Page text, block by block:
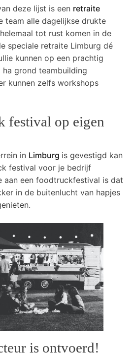
deze lijst is een retraite
team alle dagelijkse drukte
tot rust komen in de
speciale retraite Limburg dé
kunnen op een prachtig
ha grond teambuilding
kunnen zelfs workshops
festival op eigen
in Limburg is gevestigd kan
festival voor je bedrijf
aan een foodtruckfestival is dat
in de buitenlucht van hapjes
is ontvoerd!